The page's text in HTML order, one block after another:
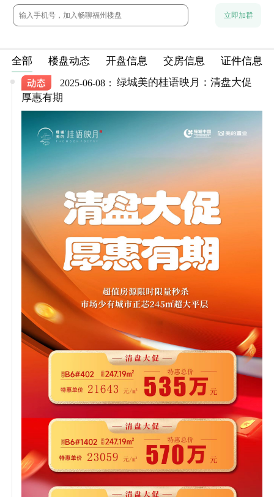
chun：附近的商业配置怎么样？
立即加群
全部 楼盘动态 开盘信息 交房信息 证件信息
2025-06-08： 绿城美的桂语映月：清盘大促
厚惠有期